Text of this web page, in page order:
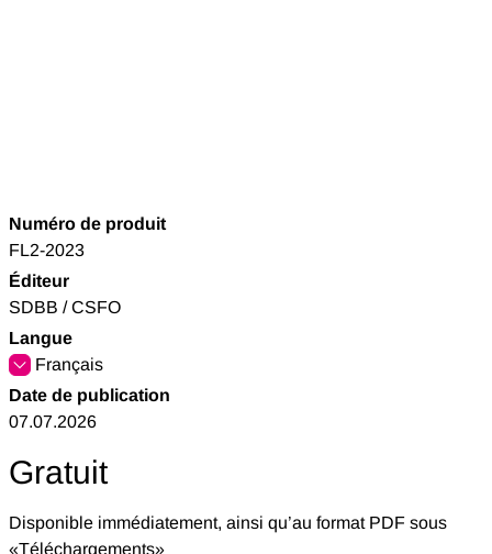
Numéro de produit
FL2-2023
Éditeur
SDBB / CSFO
Langue
Français
Date de publication
07.07.2026
Gratuit
Disponible immédiatement, ainsi qu’au format PDF sous
«Téléchargements»